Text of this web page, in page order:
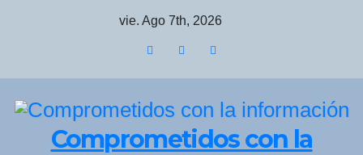
vie. Ago 7th, 2026
Comprometidos con la